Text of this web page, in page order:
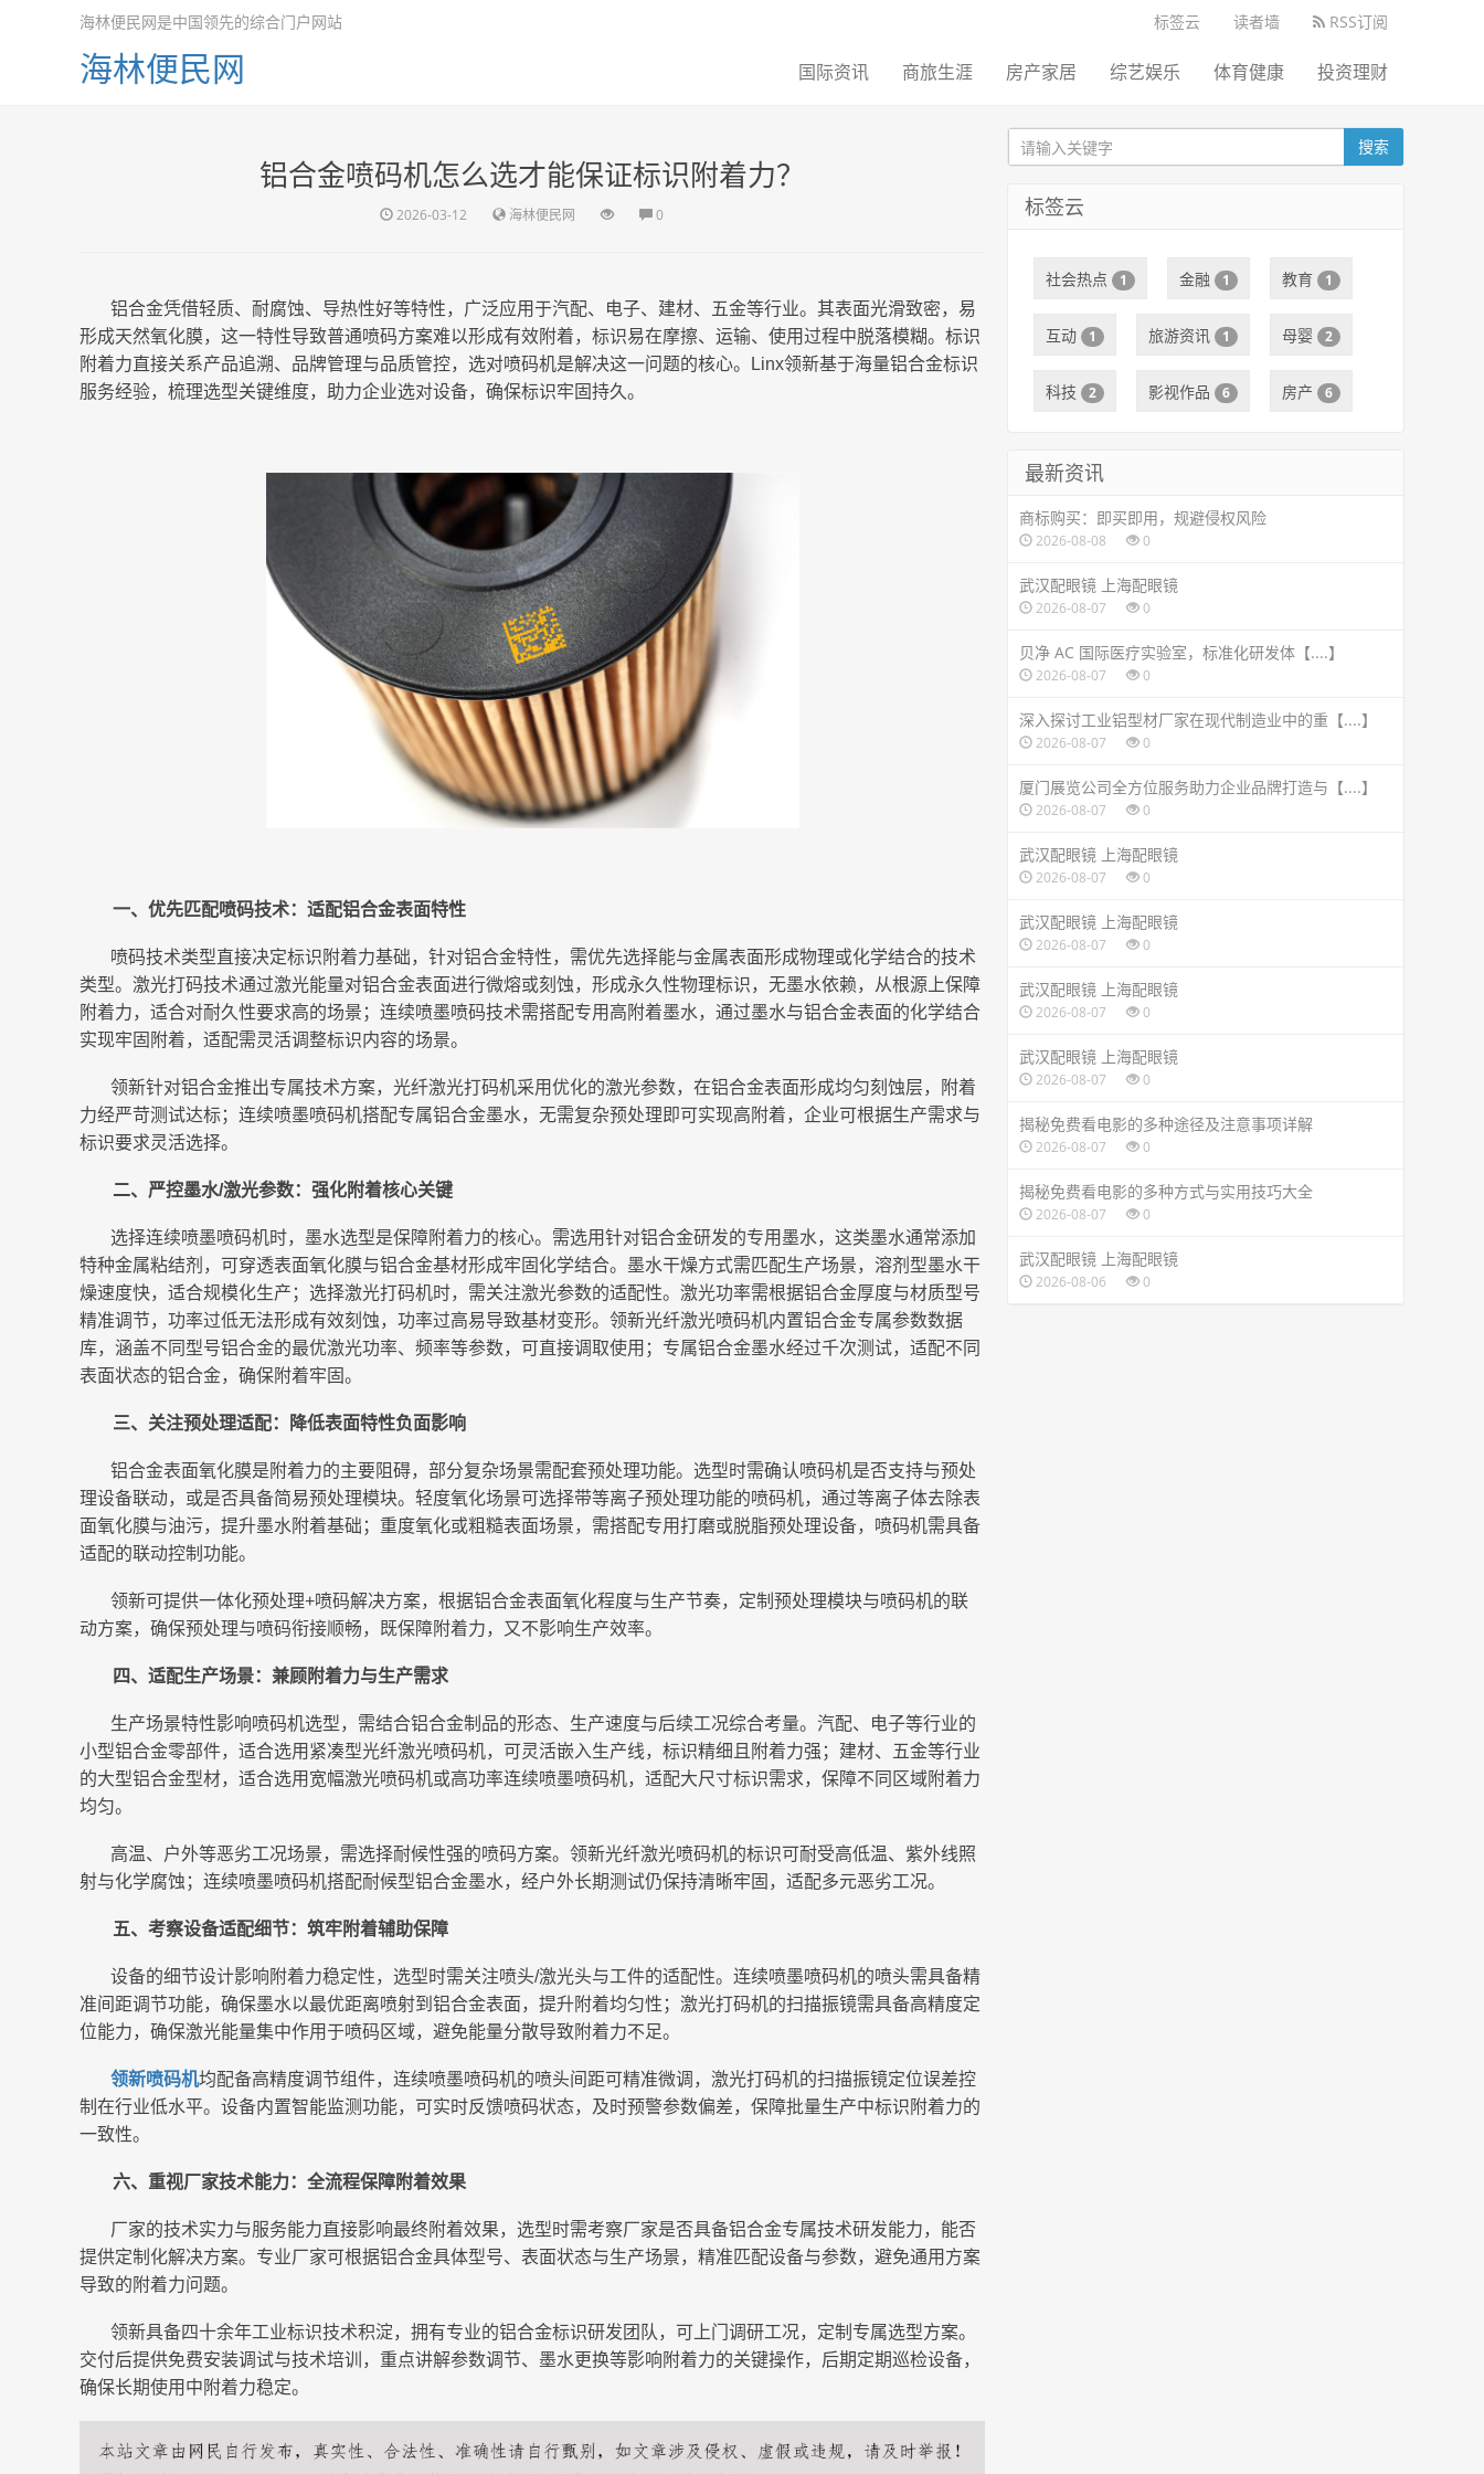
标签云 读者墙 RSS订阅
海林便民网是中国领先的综合门户网站
海林便民网 国际资讯 商旅生涯 房产家居 综艺娱乐 体育健康 投资理财
铝合金喷码机怎么选才能保证标识附着力？
2026-03-12 海林便民网 0
铝合金凭借轻质、耐腐蚀、导热性好等特性，广泛应用于汽配、电子、建材、五金等行业。其表面光滑致密，易
形成天然氧化膜，这一特性导致普通喷码方案难以形成有效附着，标识易在摩擦、运输、使用过程中脱落模糊。标识
附着力直接关系产品追溯、品牌管理与品质管控，选对喷码机是解决这一问题的核心。Linx领新基于海量铝合金标识
服务经验，梳理选型关键维度，助力企业选对设备，确保标识牢固持久。
一、优先匹配喷码技术：适配铝合金表面特性
喷码技术类型直接决定标识附着力基础，针对铝合金特性，需优先选择能与金属表面形成物理或化学结合的技术
类型。激光打码技术通过激光能量对铝合金表面进行微熔或刻蚀，形成永久性物理标识，无墨水依赖，从根源上保障
附着力，适合对耐久性要求高的场景；连续喷墨喷码技术需搭配专用高附着墨水，通过墨水与铝合金表面的化学结合
实现牢固附着，适配需灵活调整标识内容的场景。
领新针对铝合金推出专属技术方案，光纤激光打码机采用优化的激光参数，在铝合金表面形成均匀刻蚀层，附着
力经严苛测试达标；连续喷墨喷码机搭配专属铝合金墨水，无需复杂预处理即可实现高附着，企业可根据生产需求与
标识要求灵活选择。
二、严控墨水/激光参数：强化附着核心关键
选择连续喷墨喷码机时，墨水选型是保障附着力的核心。需选用针对铝合金研发的专用墨水，这类墨水通常添加
特种金属粘结剂，可穿透表面氧化膜与铝合金基材形成牢固化学结合。墨水干燥方式需匹配生产场景，溶剂型墨水干
燥速度快，适合规模化生产；选择激光打码机时，需关注激光参数的适配性。激光功率需根据铝合金厚度与材质型号
精准调节，功率过低无法形成有效刻蚀，功率过高易导致基材变形。领新光纤激光喷码机内置铝合金专属参数数据
库，涵盖不同型号铝合金的最优激光功率、频率等参数，可直接调取使用；专属铝合金墨水经过千次测试，适配不同
表面状态的铝合金，确保附着牢固。
三、关注预处理适配：降低表面特性负面影响
铝合金表面氧化膜是附着力的主要阻碍，部分复杂场景需配套预处理功能。选型时需确认喷码机是否支持与预处
理设备联动，或是否具备简易预处理模块。轻度氧化场景可选择带等离子预处理功能的喷码机，通过等离子体去除表
面氧化膜与油污，提升墨水附着基础；重度氧化或粗糙表面场景，需搭配专用打磨或脱脂预处理设备，喷码机需具备
适配的联动控制功能。
领新可提供一体化预处理+喷码解决方案，根据铝合金表面氧化程度与生产节奏，定制预处理模块与喷码机的联
动方案，确保预处理与喷码衔接顺畅，既保障附着力，又不影响生产效率。
四、适配生产场景：兼顾附着力与生产需求
生产场景特性影响喷码机选型，需结合铝合金制品的形态、生产速度与后续工况综合考量。汽配、电子等行业的
小型铝合金零部件，适合选用紧凑型光纤激光喷码机，可灵活嵌入生产线，标识精细且附着力强；建材、五金等行业
的大型铝合金型材，适合选用宽幅激光喷码机或高功率连续喷墨喷码机，适配大尺寸标识需求，保障不同区域附着力
均匀。
高温、户外等恶劣工况场景，需选择耐候性强的喷码方案。领新光纤激光喷码机的标识可耐受高低温、紫外线照
射与化学腐蚀；连续喷墨喷码机搭配耐候型铝合金墨水，经户外长期测试仍保持清晰牢固，适配多元恶劣工况。
五、考察设备适配细节：筑牢附着辅助保障
设备的细节设计影响附着力稳定性，选型时需关注喷头/激光头与工件的适配性。连续喷墨喷码机的喷头需具备精
准间距调节功能，确保墨水以最优距离喷射到铝合金表面，提升附着均匀性；激光打码机的扫描振镜需具备高精度定
位能力，确保激光能量集中作用于喷码区域，避免能量分散导致附着力不足。
领新喷码机均配备高精度调节组件，连续喷墨喷码机的喷头间距可精准微调，激光打码机的扫描振镜定位误差控
制在行业低水平。设备内置智能监测功能，可实时反馈喷码状态，及时预警参数偏差，保障批量生产中标识附着力的
一致性。
六、重视厂家技术能力：全流程保障附着效果
厂家的技术实力与服务能力直接影响最终附着效果，选型时需考察厂家是否具备铝合金专属技术研发能力，能否
提供定制化解决方案。专业厂家可根据铝合金具体型号、表面状态与生产场景，精准匹配设备与参数，避免通用方案
导致的附着力问题。
领新具备四十余年工业标识技术积淀，拥有专业的铝合金标识研发团队，可上门调研工况，定制专属选型方案。
交付后提供免费安装调试与技术培训，重点讲解参数调节、墨水更换等影响附着力的关键操作，后期定期巡检设备，
确保长期使用中附着力稳定。
搜索
标签云
社会热点 1 金融 1 教育 1
互动 1 旅游资讯 1 母婴 2
科技 2 影视作品 6 房产 6
最新资讯
商标购买：即买即用，规避侵权风险
2026-08-08 0
武汉配眼镜 上海配眼镜
2026-08-07 0
贝净 AC 国际医疗实验室，标准化研发体【....】
2026-08-07 0
深入探讨工业铝型材厂家在现代制造业中的重【....】
2026-08-07 0
厦门展览公司全方位服务助力企业品牌打造与【....】
2026-08-07 0
武汉配眼镜 上海配眼镜
2026-08-07 0
武汉配眼镜 上海配眼镜
2026-08-07 0
武汉配眼镜 上海配眼镜
2026-08-07 0
武汉配眼镜 上海配眼镜
2026-08-07 0
揭秘免费看电影的多种途径及注意事项详解
2026-08-07 0
揭秘免费看电影的多种方式与实用技巧大全
2026-08-07 0
武汉配眼镜 上海配眼镜
2026-08-06 0